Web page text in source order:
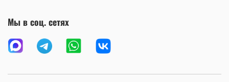
Мы в соц. сетях